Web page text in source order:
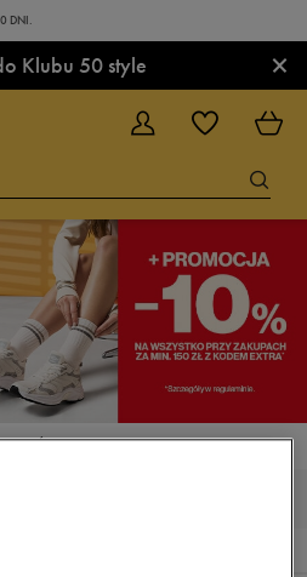
DNI.
Klubu 50 style ×
PRZEJŚCIOWE